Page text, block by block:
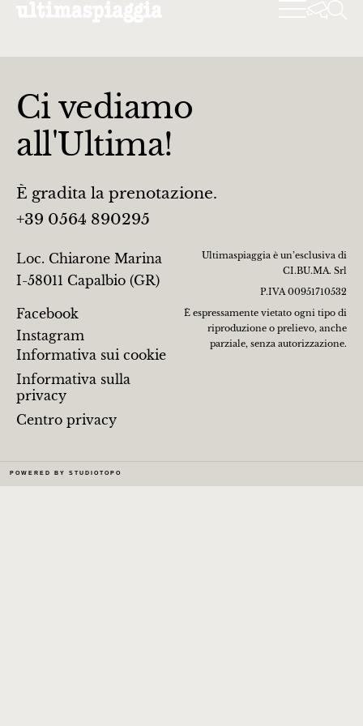
Ci vediamo
all'Ultima!
È gradita la prenotazione.
+39 0564 890295
Loc. Chiarone Marina
I-58011 Capalbio (GR)
Facebook
Instagram
Informativa sui cookie
Informativa sulla
privacy
Centro privacy
Ultimaspiaggia è un’esclusiva di
CI.BU.MA. Srl
P.IVA 00951710532
È espressamente vietato ogni tipo di
riproduzione o prelievo, anche
parziale, senza autorizzazione.
POWERED BY STUDIOTOPO